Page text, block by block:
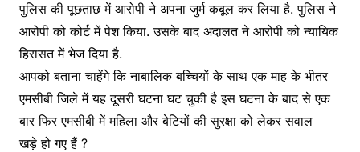
पुलिस की पूछताछ में आरोपी ने अपना जुर्म कबूल कर लिया है. पुलिस ने
आरोपी को कोर्ट में पेश किया. उसके बाद अदालत ने आरोपी को न्यायिक
हिरासत में भेज दिया है.
आपको बताना चाहेंगे कि नाबालिक बच्चियों के साथ एक माह के भीतर
एमसीबी जिले में यह दूसरी घटना घट चुकी है इस घटना के बाद से एक
बार फिर एमसीबी में महिला और बेटियों की सुरक्षा को लेकर सवाल
खड़े हो गए हैं ?